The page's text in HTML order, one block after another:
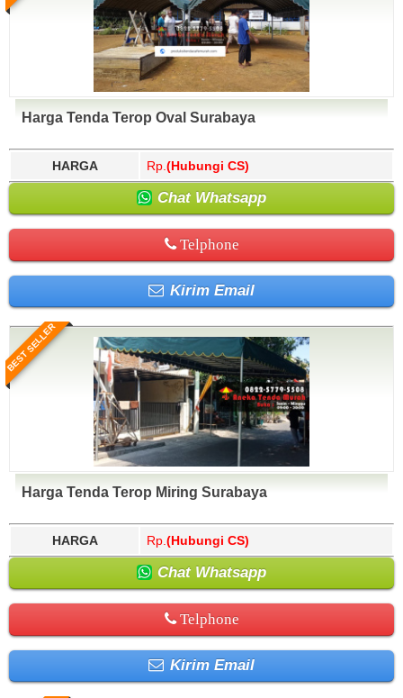
Harga Tenda Terop Oval Surabaya
HARGA Rp. (Hubungi CS)
Chat Whatsapp
Telphone
Kirim Email
BEST SELLER
Harga Tenda Terop Miring Surabaya
HARGA Rp. (Hubungi CS)
Chat Whatsapp
Telphone
Kirim Email